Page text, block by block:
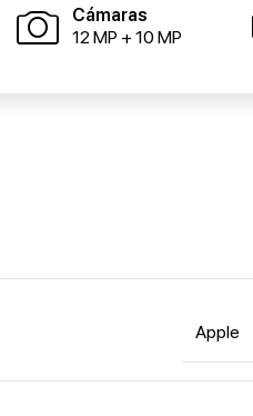
Cámaras
12 MP + 10 MP
Apple